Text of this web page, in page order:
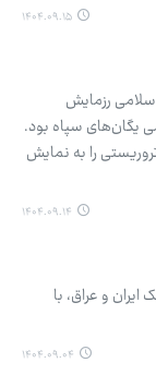
۱۴۰۴.۰۹.۱۵
رزمایش
رزمی یگان‌های سپاه بود.
را به نمایش
۱۴۰۴.۰۹.۱۴
و عراق، با
۱۴۰۴.۰۹.۰۴